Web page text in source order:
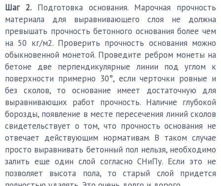
Шаг 2. Подготовка основания. Марочная прочность
материала для выравнивающего слоя не должна
превышать прочность бетонного основания более чем
на 50 кг/м2. Проверить прочность основания можно
обыкновенной монетой. Проведите ребром монеты на
бетоне две перпендикулярные линии под углом к
поверхности примерно 30°, если черточки ровные и
без сколов, то основание имеет достаточную для
выравнивающих работ прочность. Наличие глубокой
борозды, появление в месте пересечения линий сколов
свидетельствует о том, что прочность основания не
отвечает действующим нормативам. В таком случае
просто выравнивать бетонный пол нельзя, необходимо
залить еще один слой согласно СНиПу. Если это не
позволяет высота пола, то старый слой придется